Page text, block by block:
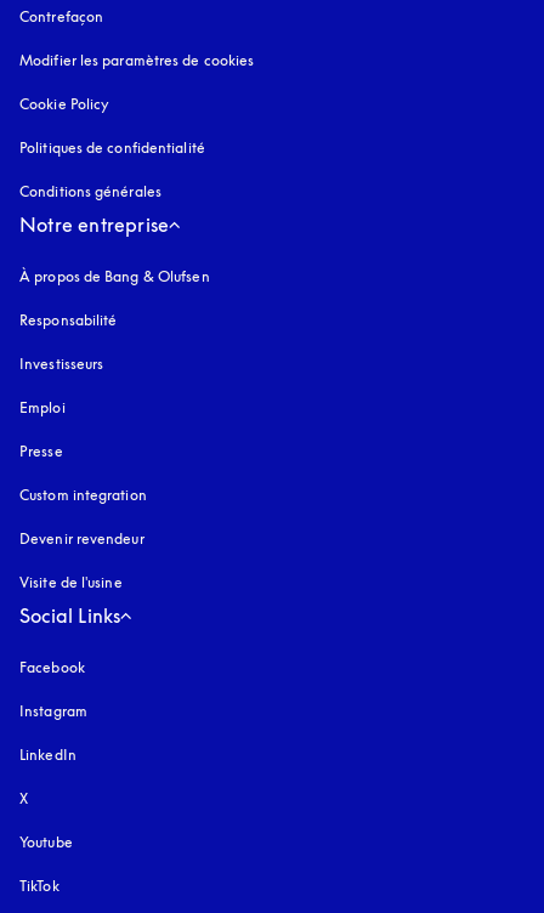
Contrefaçon
Modifier les paramètres de cookies
Cookie Policy
Politiques de confidentialité
Conditions générales
Notre entreprise
À propos de Bang & Olufsen
Responsabilité
Investisseurs
Emploi
Presse
Custom integration
Devenir revendeur
Visite de l'usine
Social Links
Facebook
Instagram
LinkedIn
X
Youtube
TikTok